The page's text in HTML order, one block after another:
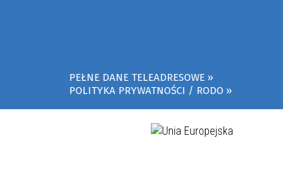
PEŁNE DANE TELEADRESOWE
POLITYKA PRYWATNOŚCI / RODO